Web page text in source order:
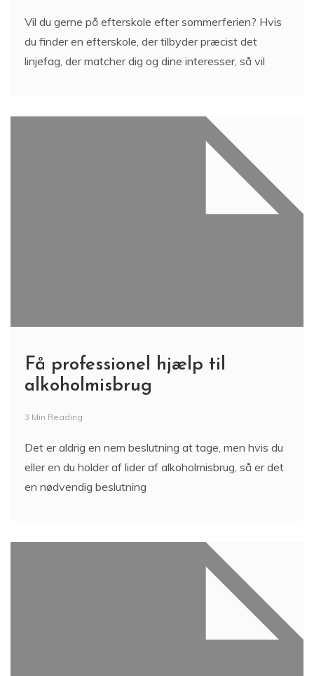
Vil du gerne på efterskole efter sommerferien? Hvis
du finder en efterskole, der tilbyder præcist det
linjefag, der matcher dig og dine interesser, så vil
Få professionel hjælp til
alkoholmisbrug
3 Min Reading
Det er aldrig en nem beslutning at tage, men hvis du
eller en du holder af lider af alkoholmisbrug, så er det
en nødvendig beslutning